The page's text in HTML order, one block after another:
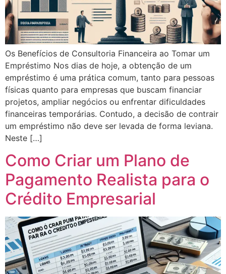
Os Benefícios de Consultoria Financeira ao Tomar um
Empréstimo Nos dias de hoje, a obtenção de um
empréstimo é uma prática comum, tanto para pessoas
físicas quanto para empresas que buscam financiar
projetos, ampliar negócios ou enfrentar dificuldades
financeiras temporárias. Contudo, a decisão de contrair
um empréstimo não deve ser levada de forma leviana.
Neste […]
Como Criar um Plano de
Pagamento Realista para o
Crédito Empresarial